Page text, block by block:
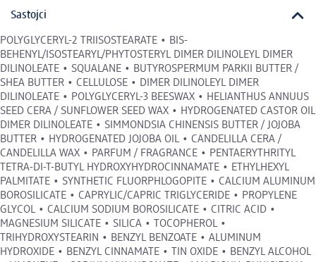
Sastojci
POLYGLYCERYL-2 TRIISOSTEARATE • BIS-
BEHENYL/ISOSTEARYL/PHYTOSTERYL DIMER DILINOLEYL DIMER
DILINOLEATE • SQUALANE • BUTYROSPERMUM PARKII BUTTER /
SHEA BUTTER • CELLULOSE • DIMER DILINOLEYL DIMER
DILINOLEATE • POLYGLYCERYL-3 BEESWAX • HELIANTHUS ANNUUS
SEED CERA / SUNFLOWER SEED WAX • HYDROGENATED CASTOR OIL
DIMER DILINOLEATE • SIMMONDSIA CHINENSIS BUTTER / JOJOBA
BUTTER • HYDROGENATED JOJOBA OIL • CANDELILLA CERA /
CANDELILLA WAX • PARFUM / FRAGRANCE • PENTAERYTHRITYL
TETRA-DI-T-BUTYL HYDROXYHYDROCINNAMATE • ETHYLHEXYL
PALMITATE • SYNTHETIC FLUORPHLOGOPITE • CALCIUM ALUMINUM
BOROSILICATE • CAPRYLIC/CAPRIC TRIGLYCERIDE • PROPYLENE
GLYCOL • CALCIUM SODIUM BOROSILICATE • CITRIC ACID •
MAGNESIUM SILICATE • SILICA • TOCOPHEROL •
TRIHYDROXYSTEARIN • BENZYL BENZOATE • ALUMINUM
HYDROXIDE • BENZYL CINNAMATE • TIN OXIDE • BENZYL ALCOHOL